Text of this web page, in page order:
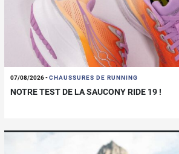
07/08/2026-CHAUSSURES DE RUNNING
NOTRE TEST DE LA SAUCONY RIDE 19 !